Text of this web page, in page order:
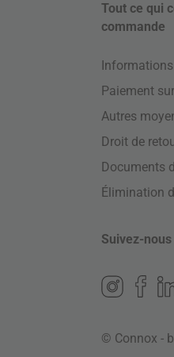
Tout ce qui
commande
Paiement
Autres
Droit de
Documents
Élimination
Suivez-nous
© Connox -